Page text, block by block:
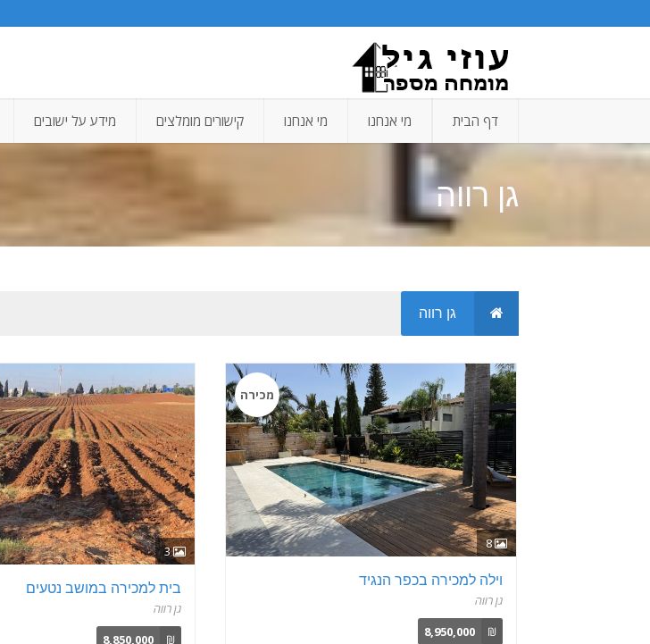
דף הבית מי אנחנו מי אנחנו קישורים מומלצים מידע על ישובים
גן רווה
גן רווה
3
בית למכירה במושב נטעים
גן רווה
₪
8,850,000
8
מכירה
וילה למכירה בכפר הנגיד
גן רווה
₪
8,950,000